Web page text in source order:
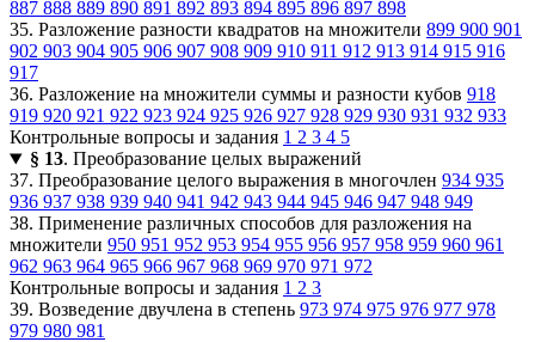
887 888 889 890 891 892 893 894 895 896 897 898
35. Разложение разности квадратов на множители 899 900 901
902 903 904 905 906 907 908 909 910 911 912 913 914 915 916
917
36. Разложение на множители суммы и разности кубов 918
919 920 921 922 923 924 925 926 927 928 929 930 931 932 933
Контрольные вопросы и задания 1 2 3 4 5
§ 13. Преобразование целых выражений
37. Преобразование целого выражения в многочлен 934 935
936 937 938 939 940 941 942 943 944 945 946 947 948 949
38. Применение различных способов для разложения на
множители 950 951 952 953 954 955 956 957 958 959 960 961
962 963 964 965 966 967 968 969 970 971 972
Контрольные вопросы и задания 1 2 3
39. Возведение двучлена в степень 973 974 975 976 977 978
979 980 981